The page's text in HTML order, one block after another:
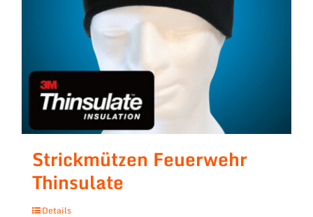
Strickmützen Feuerwehr
Thinsulate
Details